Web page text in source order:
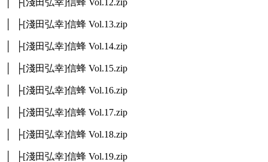
│ ├[淺田弘幸]信蜂 Vol.13.zip
│ ├[淺田弘幸]信蜂 Vol.14.zip
│ ├[淺田弘幸]信蜂 Vol.15.zip
│ ├[淺田弘幸]信蜂 Vol.16.zip
│ ├[淺田弘幸]信蜂 Vol.17.zip
│ ├[淺田弘幸]信蜂 Vol.18.zip
│ ├[淺田弘幸]信蜂 Vol.19.zip